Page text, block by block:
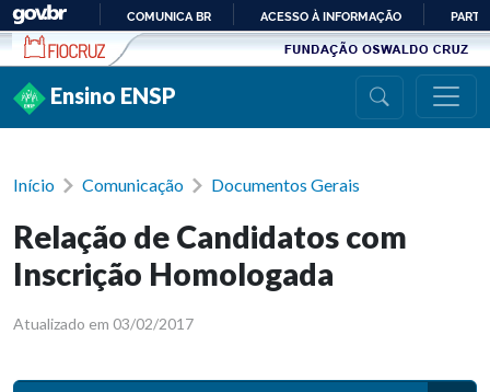
Ir para conteúdo
PARA
COMUNICA BR ACESSO À INFORMAÇÃO
Ensino ENSP
Início Comunicação Documentos Gerais
Relação de Candidatos com
Inscrição Homologada
Atualizado em 03/02/2017